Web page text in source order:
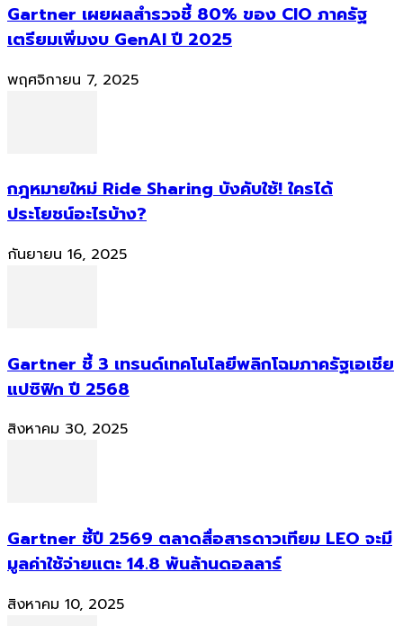
Gartner เผยผลสำรวจชี้ 80% ของ CIO ภาครัฐ
เตรียมเพิ่มงบ GenAI ปี 2025
พฤศจิกายน 7, 2025
กฎหมายใหม่ Ride Sharing บังคับใช้! ใครได้
ประโยชน์อะไรบ้าง?
กันยายน 16, 2025
Gartner ชี้ 3 เทรนด์เทคโนโลยีพลิกโฉมภาครัฐเอเชีย
แปซิฟิก ปี 2568
สิงหาคม 30, 2025
Gartner ชี้ปี 2569 ตลาดสื่อสารดาวเทียม LEO จะมี
มูลค่าใช้จ่ายแตะ 14.8 พันล้านดอลลาร์
สิงหาคม 10, 2025